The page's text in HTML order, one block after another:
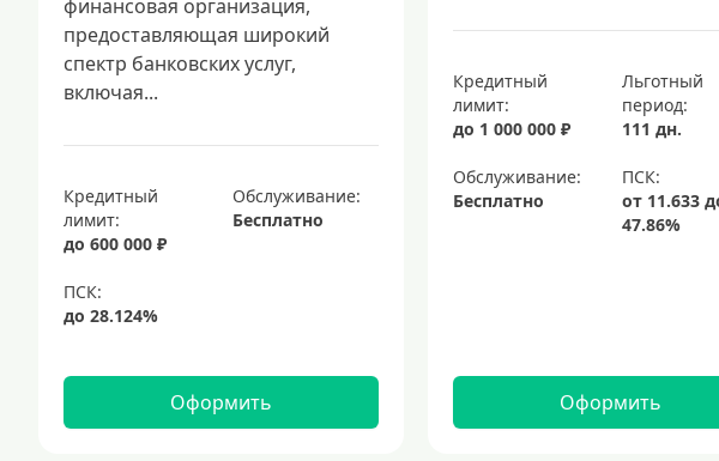
финансовая организация,
предоставляющая широкий
спектр банковских услуг,
включая...
Кредитный
лимит:
до 600 000 ₽
Обслуживание:
Бесплатно
Оформить
Кредитный
лимит:
до 1 000 000 ₽
Льготный
период:
111 дн.
Обслуживание:
Бесплатно
Оформить